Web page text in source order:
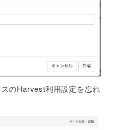
のHarvest利用設定を忘れ